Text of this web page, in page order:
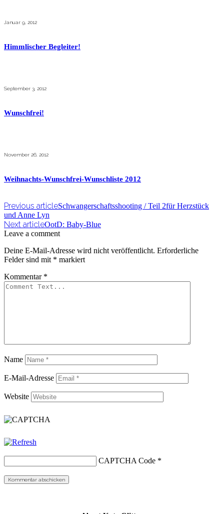
Januar 9, 2012
Himmlischer Begleiter!
September 3, 2012
Wunschfrei!
November 26, 2012
Weihnachts-Wunschfrei-Wunschliste 2012
Previous articleSchwangerschaftsshooting / Teil 2für Herzstück
und Anne Lyn
Next articleOotD: Baby-Blue
Leave a comment
Deine E-Mail-Adresse wird nicht veröffentlicht. Erforderliche
Felder sind mit * markiert
Kommentar *
Name
E-Mail-Adresse
Website
CAPTCHA Code *